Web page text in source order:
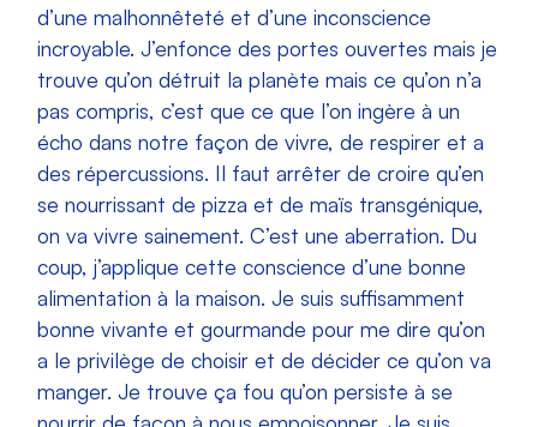
d’une malhonnêteté et d’une inconscience
incroyable. J’enfonce des portes ouvertes mais je
trouve qu’on détruit la planète mais ce qu’on n’a
pas compris, c’est que ce que l’on ingère à un
écho dans notre façon de vivre, de respirer et a
des répercussions. Il faut arrêter de croire qu’en
se nourrissant de pizza et de maïs transgénique,
on va vivre sainement. C’est une aberration. Du
coup, j’applique cette conscience d’une bonne
alimentation à la maison. Je suis suffisamment
bonne vivante et gourmande pour me dire qu’on
a le privilège de choisir et de décider ce qu’on va
manger. Je trouve ça fou qu’on persiste à se
nourrir de façon à nous empoisonner. Je suis